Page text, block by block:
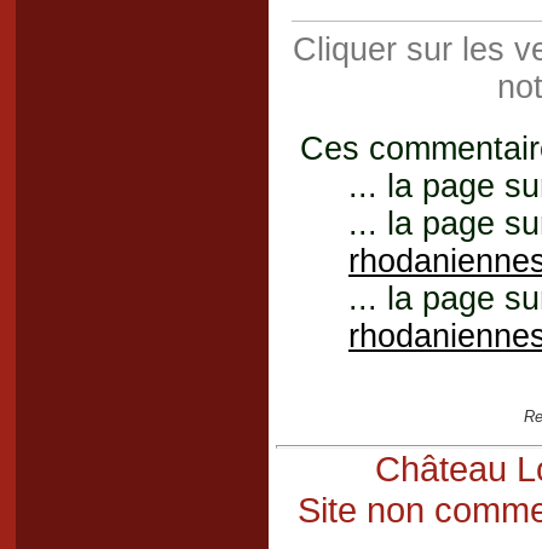
Cliquer sur les
Ces
... la page
... la page
... la page
Château
Site non